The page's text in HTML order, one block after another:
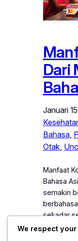
Dari
Januari
Bahasa,
Otak,
Manfaat
Bahasa
semakin
sekadar
negara,
We respect